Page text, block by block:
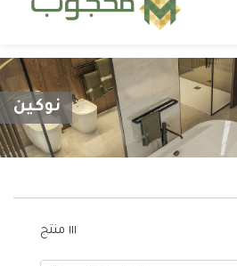
نوكين
١١١ منتج